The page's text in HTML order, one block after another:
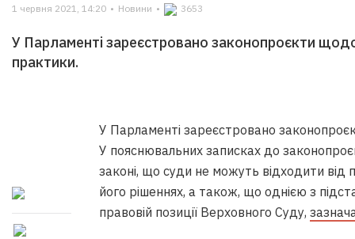
1 червня 2021, 14:20 • Новини • 3653
У Парламенті зареєстровано законопроєкти
практики.
У Парламенті зареєстровано
У пояснювальних записках до
законі, що суди не можуть відходити від
його рішеннях, а також, що однією з
правовій позиції Верховного Суду,